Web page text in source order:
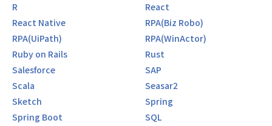
【その他の特徴】
★会社の成長とともに、社員の働きやすさ、成長環境などを
よりよくすることにとても注力しています！
たとえば、下記のような内容を導入しています。
・オンラインストレージで自社資料共有（どこでも閲覧操作
可能、メール共有不要）
・大手ベンダーとのパートナー契約特典の利用（ベンダー主
催ハンズオンセミナーやイベントの参加）
R
React
React Native
RPA(Biz Robo)
RPA(UiPath)
RPA(WinActor)
Ruby on Rails
Rust
Salesforce
SAP
Scala
Seasar2
Sketch
Spring
Spring Boot
SQL